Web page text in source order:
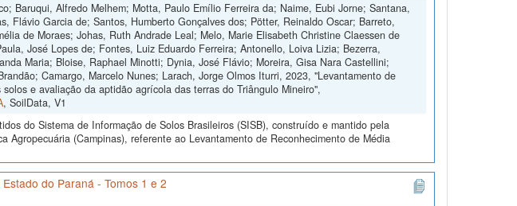
Baruqui, Alfredo Melhem; Motta, Paulo Emílio Ferreira da; Naime, Eubi Jorne; Santana,
Flávio Garcia de; Santos, Humberto Gonçalves dos; Pötter, Reinaldo Oscar; Barreto,
de Moraes; Johas, Ruth Andrade Leal; Melo, Marie Elisabeth Christine Claessen de
José Lopes de; Fontes, Luiz Eduardo Ferreira; Antonello, Loiva Lizia; Bezerra,
Maria; Bloise, Raphael Minotti; Dynia, José Flávio; Moreira, Gisa Nara Castellini;
Camargo, Marcelo Nunes; Larach, Jorge Olmos Iturri, 2023, "Levantamento de
e avaliação da aptidão agrícola das terras do Triângulo Mineiro",
, SoilData, V1
do Sistema de Informação de Solos Brasileiros (SISB), construído e mantido pela
Agropecuária (Campinas), referente ao Levantamento de Reconhecimento de Média
do Paraná - Tomos 1 e 2